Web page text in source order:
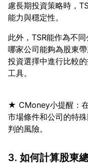
慮長期投資策略時，
此外，TSR能作為不
哪家公司能夠為股東
投資選擇中進行比較
★ CMoney小提醒：
市場條件和公司的特
3. 如何計算股東